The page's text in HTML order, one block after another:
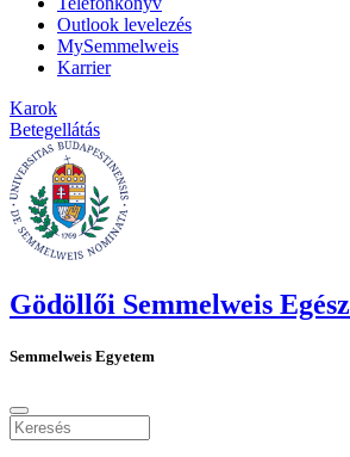
Outlook levelezés
MySemmelweis
Karrier
Karok
Betegellátás
Gödöllői Semmelweis
Semmelweis Egyetem